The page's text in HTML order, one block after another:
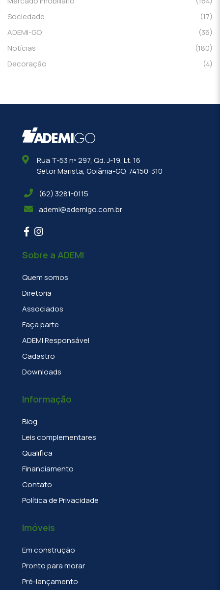
Sociedade
(17)
ADEMI-GO
(36)
Notícias
(180)
Decoração
(4)
Rua T-53 nº 297, Qd. J-19, Lt. 16
Setor Marista, Goiânia-GO, 74150-310
(62) 3281-0115
ademi@ademigo.com.br
Sobre a ADEMI
Quem somos
Diretoria
Associados
Faça parte
ADEMI Responsável
Cadastro
Downloads
Informação
Blog
Leis complementares
Qualifica
Financiamento
Contato
Política de Privacidade
Imóveis
Em construção
Pronto para morar
Pré-lançamento